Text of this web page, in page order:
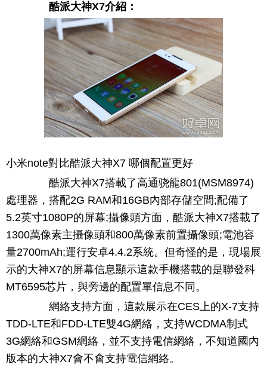
酷派大神X7介紹：
小米note對比酷派大神X7 哪個配置更好
酷派大神X7搭載了高通骁龍801(MSM8974)
處理器，搭配2G RAM和16GB內部存儲空間;配備了
5.2英寸1080P的屏幕;攝像頭方面，酷派大神X7搭載了
1300萬像素主攝像頭和800萬像素前置攝像頭;電池容
量2700mAh;運行安卓4.4.2系統。但奇怪的是，現場展
示的大神X7的屏幕信息顯示這款手機搭載的是聯發科
MT6595芯片，與旁邊的配置單信息不同。
網絡支持方面，這款展示在CES上的X-7支持
TDD-LTE和FDD-LTE雙4G網絡，支持WCDMA制式
3G網絡和GSM網絡，並不支持電信網絡，不知道國內
版本的大神X7會不會支持電信網絡。